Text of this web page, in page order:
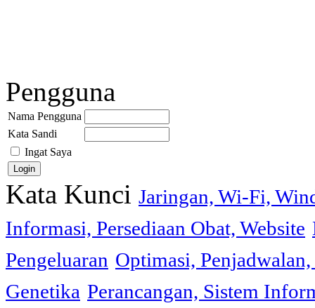
Pengguna
Nama Pengguna
Kata Sandi
Ingat Saya
Kata Kunci Jaringan, Wi-Fi,
Informasi, Persediaan Obat, Website
Pengeluaran Optimasi,
Genetika Perancangan, Sistem